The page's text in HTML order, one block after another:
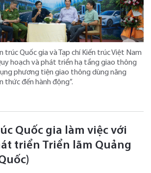
trúc Quốc gia và Tạp chí Kiến trúc Việt Nam
hoạch và phát triển hạ tầng giao thông
phương tiện giao thông dùng năng
thức đến hành động”.
Quốc gia làm việc với
triển Triển lãm Quảng